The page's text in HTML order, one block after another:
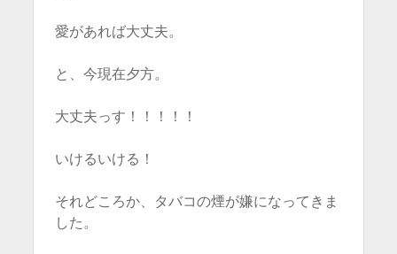
愛があれば大丈夫。
と、今現在夕方。
大丈夫っす！！！！！
いけるいける！
それどころか、タバコの煙が嫌になってきま
した。